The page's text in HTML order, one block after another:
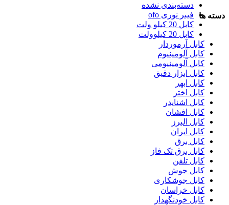
دسته ها
دسته‌بندی نشده
فیبر نوری ofo
کابل 20 کیلو ولت
کابل 20 کیلوولت
کابل آرموردار
کابل آلومینیوم
کابل آلومینیومی
کابل ابزار دقیق
کابل ابهر
کابل اختر
کابل اشنایدر
کابل افشان
کابل البرز
کابل ایران
کابل برق
کابل برق تک فاز
کابل تلفن
کابل جوش
کابل جوشکاری
کابل خراسان
کابل خودنگهدار